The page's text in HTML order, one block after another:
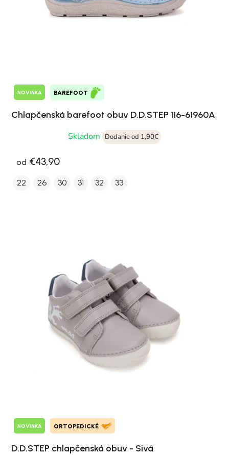
NOVINKA BAREFOOT
Chlapčenská barefoot obuv D.D.STEP 116-61960A
Skladom
Dodanie od 1,90€
od €43,90
22 26 30 31 32 33
NOVINKA ORTOPEDICKÉ
D.D.STEP chlapčenská obuv - Sivá